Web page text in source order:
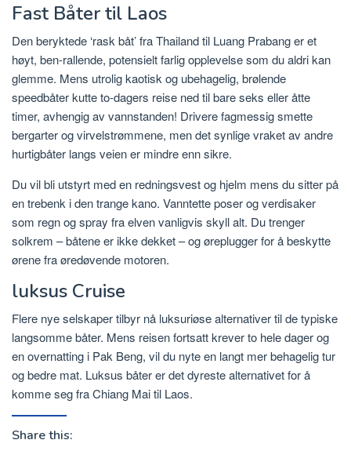
Fast Båter til Laos
Den beryktede ‘rask båt’ fra Thailand til Luang Prabang er et
høyt, ben-rallende, potensielt farlig opplevelse som du aldri kan
glemme. Mens utrolig kaotisk og ubehagelig, brølende
speedbåter kutte to-dagers reise ned til bare seks eller åtte
timer, avhengig av vannstanden! Drivere fagmessig smette
bergarter og virvelstrømmene, men det synlige vraket av andre
hurtigbåter langs veien er mindre enn sikre.
Du vil bli utstyrt med en redningsvest og hjelm mens du sitter på
en trebenk i den trange kano. Vanntette poser og verdisaker
som regn og spray fra elven vanligvis skyll alt. Du trenger
solkrem – båtene er ikke dekket – og øreplugger for å beskytte
ørene fra øredøvende motoren.
luksus Cruise
Flere nye selskaper tilbyr nå luksuriøse alternativer til de typiske
langsomme båter. Mens reisen fortsatt krever to hele dager og
en overnatting i Pak Beng, vil du nyte en langt mer behagelig tur
og bedre mat. Luksus båter er det dyreste alternativet for å
komme seg fra Chiang Mai til Laos.
Share this: